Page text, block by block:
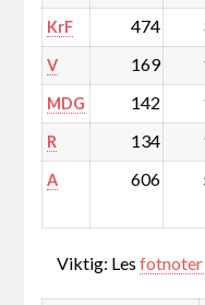
KrF 474
V 169
MDG 142
R 134
A 606
Viktig: Lesfotnoter